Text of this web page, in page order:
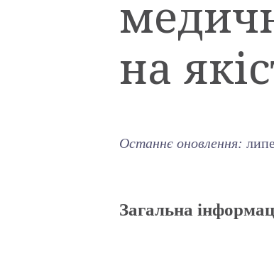
на
Останнє оновлення:
Загальна